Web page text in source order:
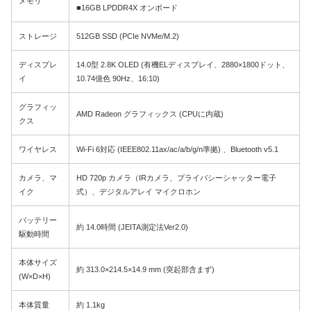
■16GB LPDDR4X オンボード
ストレージ 512GB SSD (PCIe NVMe/M.2)
ディスプレ
イ
14.0型 2.8K OLED (有機ELディスプレイ、2880×1800ドット、
10.74億色 90Hz、16:10)
グラフィッ
クス
AMD Radeon グラフィックス (CPUに内蔵)
ワイヤレス Wi-Fi 6対応 (IEEE802.11ax/ac/a/b/g/n準拠) 、Bluetooth v5.1
カメラ、マ
イク
HD 720p カメラ（IRカメラ、プライバシーシャッター電子
式）、デジタルアレイ マイクロホン
バッテリー
駆動時間
約 14.0時間 (JEITA測定法Ver2.0)
本体サイズ
(W×D×H)
約 313.0×214.5×14.9 mm (突起部含まず)
本体質量 約 1.1kg